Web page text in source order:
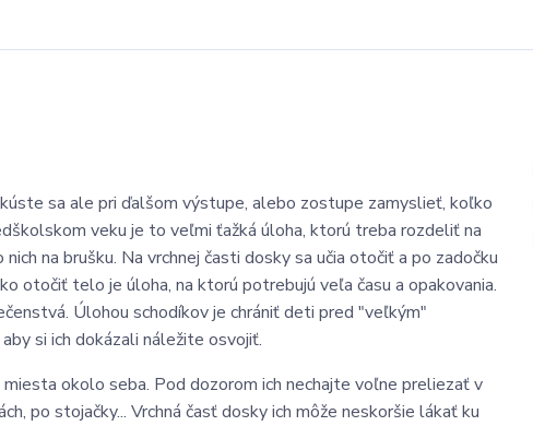
sa ale pri ďalšom výstupe, alebo zostupe zamyslieť, koľko
veku je to veľmi ťažká úloha, ktorú treba rozdeliť na
na brušku. Na vrchnej časti dosky sa učia otočiť a po zadočku
otočiť telo je úloha, na ktorú potrebujú veľa času a opakovania.
Úlohou schodíkov je chrániť deti pred "veľkým"
si ich dokázali náležite osvojiť.
okolo seba. Pod dozorom ich nechajte voľne preliezať v
po stojačky... Vrchná časť dosky ich môže neskoršie lákať ku